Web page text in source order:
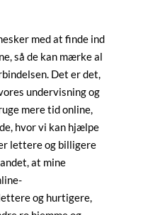
med at finde ind
så de kan mærke al
Det er det,
undervisning og
mere tid online,
hvor vi kan hjælpe
lettere og billigere
at mine
og hurtigere,